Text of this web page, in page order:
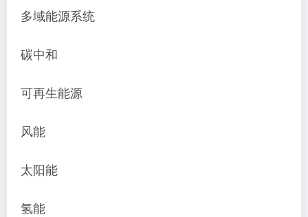
多域能源系统
碳中和
可再生能源
风能
太阳能
氢能